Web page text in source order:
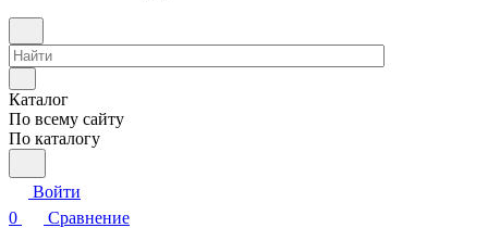
Каталог
По всему сайту
По каталогу
Войти
0
Сравнение